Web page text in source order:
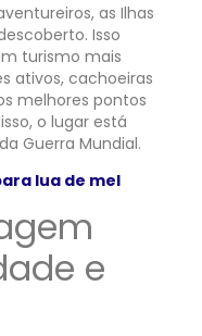
as Ilhas
Isso
turismo mais
ativos, cachoeiras
melhores pontos
o lugar está
Guerra Mundial.
lua de mel
e